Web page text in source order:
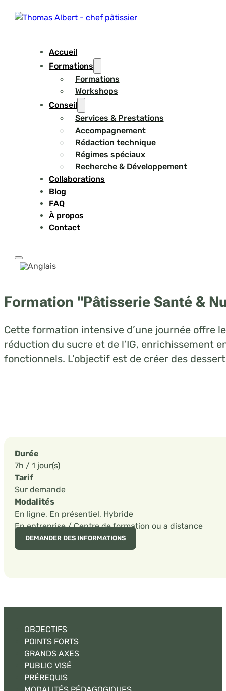
Accueil
Formations
Formations
Workshops
Conseil
Services & Prestations
Accompagnement
Rédaction technique
Régimes spéciaux
Recherche & Développement
Collaborations
Blog
FAQ
À propos
Contact
Formation "Pâtisserie Santé &
Cette formation intensive d’une journée offre
réduction du sucre et de l’IG, enrichissement
fonctionnels. L’objectif est de créer des
Durée
7h / 1 jour(s)
Tarif
Sur demande
Modalités
En ligne, En présentiel, Hybride
En entreprise / Centre de formation ou a distance
DEMANDER DES INFORMATIONS
OBJECTIFS
POINTS FORTS
GRANDS AXES
PUBLIC VISÉ
PRÉREQUIS